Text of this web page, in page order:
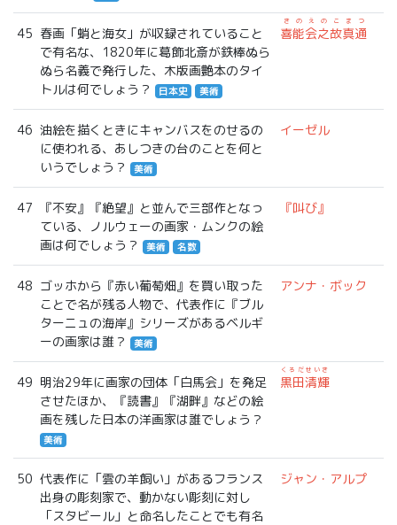
45 春画「蛸と海女」が収録されていること
で有名な、1820年に葛飾北斎が鉄棒ぬら
ぬら名義で発行した、木版画艶本のタイ
トルは何でしょう？
日本史 美術
喜能会之故真通
きのえのこまつ
46 油絵を描くときにキャンバスをのせるの
に使われる、あしつきの台のことを何と
いうでしょう？
美術
イーゼル
47
『不安』『絶望』と並んで三部作となっ
ている、ノルウェーの画家・ムンクの絵
画は何でしょう？
美術 名数
『叫び』
48 ゴッホから『赤い葡萄畑』を買い取った
ことで名が残る人物で、代表作に『ブル
ターニュの海岸』シリーズがあるベルギ
ーの画家は誰？
美術
アンナ・ボック
49 明治29年に画家の団体「白馬会」を発足
させたほか、『読書』『湖畔』などの絵
画を残した日本の洋画家は誰でしょう？
美術
黒田清輝
くろだせいき
50 代表作に「雲の羊飼い」があるフランス
出身の彫刻家で、動かない彫刻に対し
「スタビール」と命名したことでも有名
ジャン・アルプ